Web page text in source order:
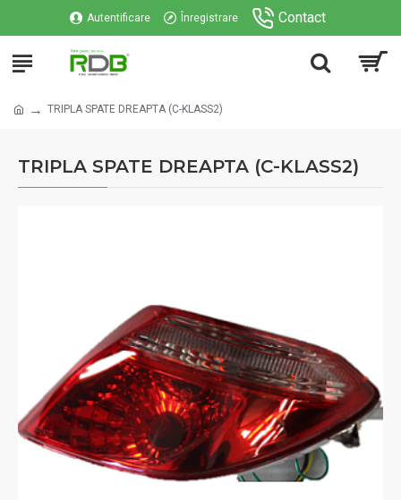
Autentificare Înregistrare Contact
TRIPLA SPATE DREAPTA (C-KLASS2)
TRIPLA SPATE DREAPTA (C-KLASS2)